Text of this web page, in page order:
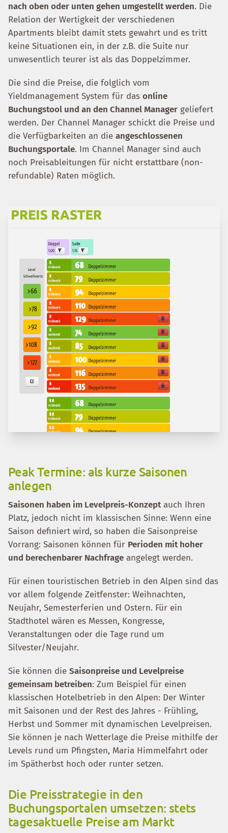
nach oben oder unten gehen umgestellt werden. Die
Relation der Wertigkeit der verschiedenen
Apartments bleibt damit stets gewahrt und es tritt
keine Situationen ein, in der z.B. die Suite nur
unwesentlich teurer ist als das Doppelzimmer.
Die sind die Preise, die folglich vom
Yieldmanagement System für das online
Buchungstool und an den Channel Manager geliefert
werden. Der Channel Manager schickt die Preise und
die Verfügbarkeiten an die angeschlossenen
Buchungsportale. Im Channel Manager sind auch
noch Preisableitungen für nicht erstattbare (non-
refundable) Raten möglich.
Peak Termine: als kurze Saisonen
anlegen
Saisonen haben im Levelpreis-Konzeptauch Ihren
Platz, jedoch nicht im klassischen Sinne: Wenn eine
Saison definiert wird, so haben die Saisonpreise
Vorrang: Saisonen können für Perioden mit hoher
und berechenbarer Nachfrage angelegt werden.
Für einen touristischen Betrieb in den Alpen sind das
vor allem folgende Zeitfenster: Weihnachten,
Neujahr, Semesterferien und Ostern. Für ein
Stadthotel wären es Messen, Kongresse,
Veranstaltungen oder die Tage rund um
Silvester/Neujahr.
Sie können die Saisonpreise und Levelpreise
gemeinsam betreiben: Zum Beispiel für einen
klassischen Hotelbetrieb in den Alpen: Der Winter
mit Saisonen und der Rest des Jahres - Frühling,
Herbst und Sommer mit dynamischen Levelpreisen.
Sie können je nach Wetterlage die Preise mithilfe der
Levels rund um Pfingsten, Maria Himmelfahrt oder
im Spätherbst hoch oder runter setzen.
Die Preisstrategie in den
Buchungsportalen umsetzen: stets
tagesaktuelle Preise am Markt